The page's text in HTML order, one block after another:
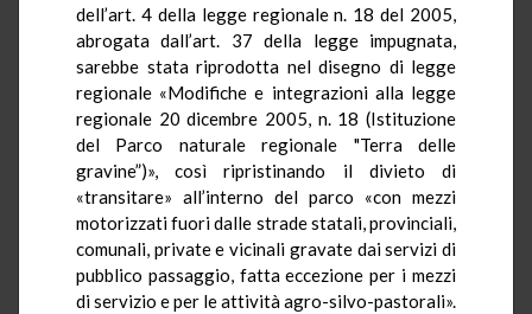
dell’art. 4 della legge regionale n. 18 del 2005,
abrogata dall’art. 37 della legge impugnata,
sarebbe stata riprodotta nel disegno di legge
regionale «Modifiche e integrazioni alla legge
regionale 20 dicembre 2005, n. 18 (Istituzione
del Parco naturale regionale "Terra delle
gravine”)», così ripristinando il divieto di
«transitare» all’interno del parco «con mezzi
motorizzati fuori dalle strade statali, provinciali,
comunali, private e vicinali gravate dai servizi di
pubblico passaggio, fatta eccezione per i mezzi
di servizio e per le attivitàagro-silvo-pastorali».